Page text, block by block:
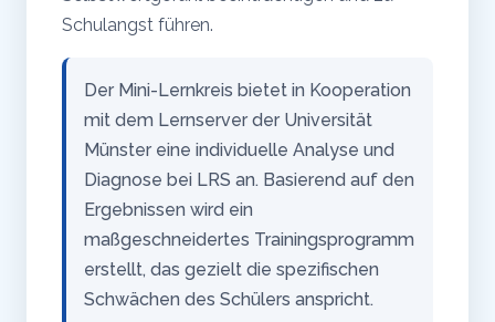
Schulangst führen.
Der Mini-Lernkreis bietet in Kooperation
mit dem Lernserver der Universität
Münster eine individuelle Analyse und
Diagnose bei LRS an. Basierend auf den
Ergebnissen wird ein
maßgeschneidertes Trainingsprogramm
erstellt, das gezielt die spezifischen
Schwächen des Schülers anspricht.